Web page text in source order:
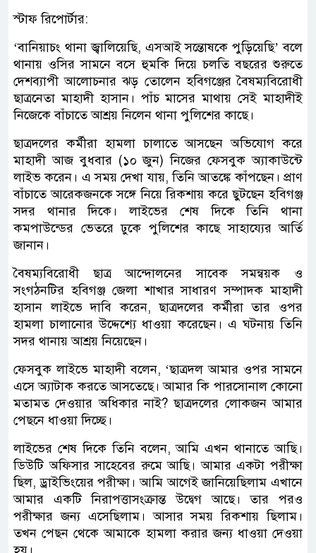
স্টাফ রিপোর্টার:
‘বানিয়াচং থানা জ্বালিয়েছি, এসআই সন্তোষকে পুড়িয়েছি’ বলে
থানায় ওসির সামনে বসে হুমকি দিয়ে চলতি বছরের শুরুতে
দেশব্যাপী আলোচনার ঝড় তোলেন হবিগঞ্জের বৈষম্যবিরোধী
ছাত্রনেতা মাহাদী হাসান। পাঁচ মাসের মাথায় সেই মাহাদীই
নিজেকে বাঁচাতে আশ্রয় নিলেন থানা পুলিশের কাছে।
ছাত্রদলের কর্মীরা হামলা চালাতে আসছেন অভিযোগ করে
মাহাদী আজ বুধবার (১০ জুন) নিজের ফেসবুক অ্যাকাউন্টে
লাইভ করেন। এ সময় দেখা যায়, তিনি আতঙ্কে কাঁপছেন। প্রাণ
বাঁচাতে আরেকজনকে সঙ্গে নিয়ে রিকশায় করে ছুটছেন হবিগঞ্জ
সদর থানার দিকে। লাইভের শেষ দিকে তিনি থানা
কমপাউন্ডের ভেতরে ঢুকে পুলিশের কাছে সাহায্যের আর্তি
জানান।
বৈষম্যবিরোধী ছাত্র আন্দোলনের সাবেক সমন্বয়ক ও
সংগঠনটির হবিগঞ্জ জেলা শাখার সাধারণ সম্পাদক মাহাদী
হাসান লাইভে দাবি করেন, ছাত্রদলের কর্মীরা তার ওপর
হামলা চালানোর উদ্দেশ্যে ধাওয়া করেছেন। এ ঘটনায় তিনি
সদর থানায় আশ্রয় নিয়েছেন।
ফেসবুক লাইভে মাহাদী বলেন, ‘ছাত্রদল আমার ওপর সামনে
এসে অ্যাটাক করতে আসতেছে। আমার কি পারসোনাল কোনো
মতামত দেওয়ার অধিকার নাই? ছাত্রদলের লোকজন আমার
পেছনে ধাওয়া দিচ্ছে।
লাইভের শেষ দিকে তিনি বলেন, আমি এখন থানাতে আছি।
ডিউটি অফিসার সাহেবের রুমে আছি। আমার একটা পরীক্ষা
ছিল, ড্রাইভিংয়ের পরীক্ষা। আমি আগেই জানিয়েছিলাম এখানে
আমার একটি নিরাপত্তাসংক্রান্ত উদ্বেগ আছে। তার পরও
পরীক্ষার জন্য এসেছিলাম। আসার সময় রিকশায় ছিলাম।
তখন পেছন থেকে আমাকে হামলা করার জন্য ধাওয়া দেওয়া